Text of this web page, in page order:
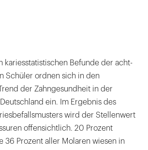
kariesstatistischen Befunde der acht-
Schüler ordnen sich in den
der Zahngesundheit in der
ein. Im Ergebnis des
wird der Stellenwert
offensichtlich. 20 Prozent
36 Prozent aller Molaren wiesen in